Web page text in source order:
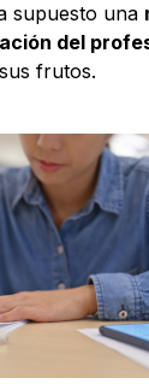
supuesto una
del
frutos.